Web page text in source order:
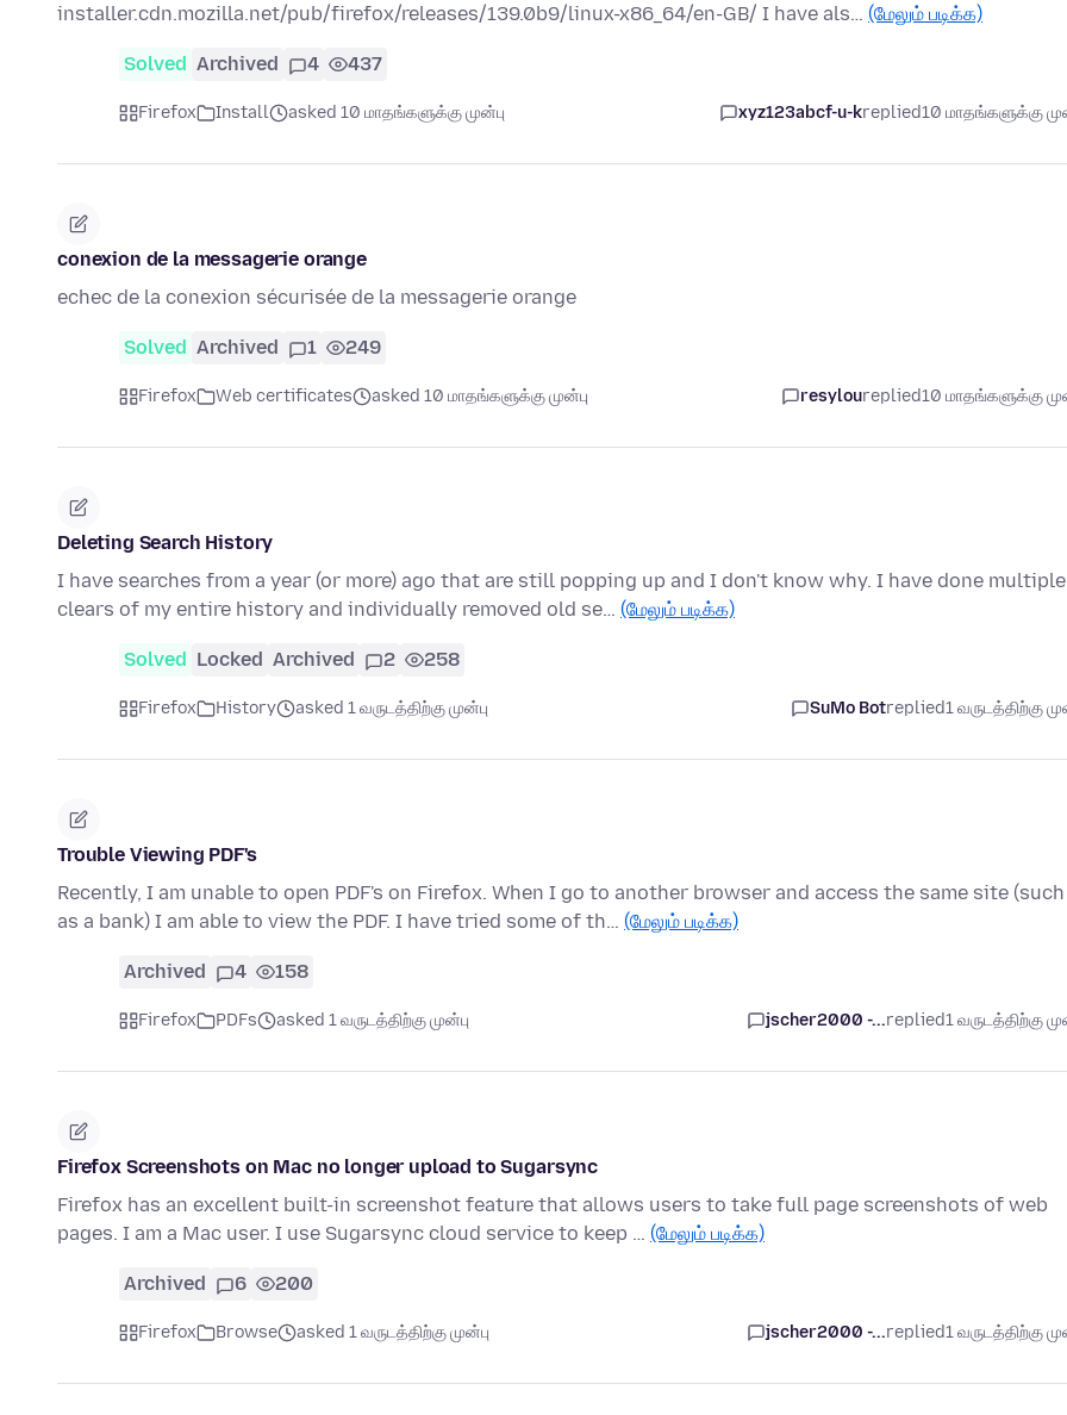
installer.cdn.mozilla.net/pub/firefox/releases/139.0b9/linux-x86_64/en-GB/ I have als… (மேலும் படிக்க)
Solved Archived 4 437
Firefox Install asked 10 மாதங்களுக்கு முன்பு xyz123abcf-u-kreplied10 மாதங்களுக்கு
conexion de la messagerie orange
echec de la conexion sécurisée de la messagerie orange
Solved Archived 1 249
Firefox Web certificates asked 10 மாதங்களுக்கு முன்பு resyloureplied10 மாதங்களுக்கு
Deleting Search History
I have searches from a year (or more) ago that are still popping up and I don't know why. I have done multiple
clears of my entire history and individually removed old se… (மேலும் படிக்க)
Solved Locked Archived 2 258
Firefox History asked 1 வருடத்திற்கு முன்பு SuMo Botreplied1 வருடத்திற்கு
Trouble Viewing PDF's
Recently, I am unable to open PDF's on Firefox. When I go to another browser and access the same site (such
as a bank) I am able to view the PDF. I have tried some of th… (மேலும் படிக்க)
Archived 4 158
Firefox PDFs asked 1 வருடத்திற்கு முன்பு jscher2000 -...replied1 வருடத்திற்கு
Firefox Screenshots on Mac no longer upload to Sugarsync
Firefox has an excellent built-in screenshot feature that allows users to take full page screenshots of web
pages. I am a Mac user. I use Sugarsync cloud service to keep … (மேலும் படிக்க)
Archived 6 200
Firefox Browse asked 1 வருடத்திற்கு முன்பு jscher2000 -...replied1 வருடத்திற்கு